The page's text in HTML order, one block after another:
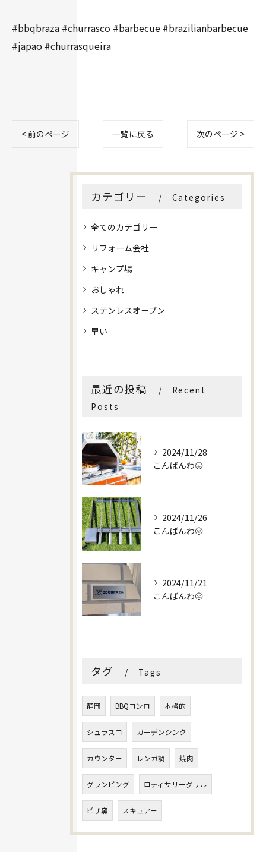
#bbqbraza #churrasco #barbecue #brazilianbarbecue
#japao #churrasqueira
< 前のページ 一覧に戻る 次のページ >
カテゴリー Categories
全てのカテゴリー
リフォーム会社
キャンプ場
おしゃれ
ステンレスオーブン
早い
最近の投稿
Recent
Posts
2024/11/28
こんばんわ🌝
2024/11/26
こんばんわ🌝
2024/11/21
こんばんわ🌝
タグ Tags
静岡 BBQコンロ 本格的
シュラスコ ガーデンシンク
カウンター レンガ調 焼肉
グランピング ロティサリーグリル
ピザ窯 スキュアー